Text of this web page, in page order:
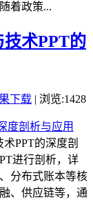
着政策...
术PPT的
下载 | 浏览:1428
PPT的深度剖
进行剖析，详
分布式账本等核
、供应链等，通